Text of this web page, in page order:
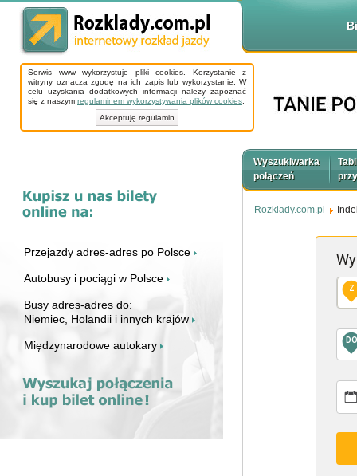
Serwis www wykorzystuje pliki cookies. Korzystanie z
witryny oznacza zgodę na ich zapis lub wykorzystanie. W
celu uzyskania dodatkowych informacji należy zapoznać
się z naszym regulaminem wykorzystywania plików cookies
Akceptuję regulamin
Przejazdy adres-adres po Polsce
Autobusy i pociągi w Polsce
Busy adres-adres do:
Niemiec, Holandii i innych krajów
Międzynarodowe autokary
Wyszukiwarka
połączeń
Rozklady.com.pl
Z
DO